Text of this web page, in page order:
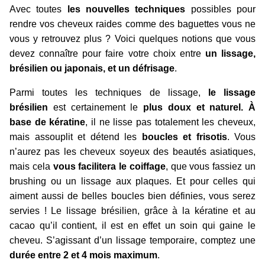
Avec toutes les nouvelles techniques possibles pour
rendre vos cheveux raides comme des baguettes vous ne
vous y retrouvez plus ? Voici quelques notions que vous
devez connaître pour faire votre choix entre un lissage,
brésilien ou japonais, et un défrisage.
Parmi toutes les techniques de lissage,
le lissage
brésilien est certainement le plus doux et naturel. À
base de kératine, il ne lisse pas totalement les cheveux,
mais assouplit et détend les
boucles et frisotis. Vous
n’aurez pas les cheveux soyeux des beautés asiatiques,
mais cela vous facilitera le coiffage, que vous fassiez un
brushing ou un lissage aux plaques. Et pour celles qui
aiment aussi de belles boucles bien définies, vous serez
servies ! Le lissage brésilien, grâce à la kératine et au
cacao qu’il contient, il est en effet un soin qui gaine le
cheveu. S’agissant d’un lissage temporaire, comptez une
durée entre 2 et 4 mois maximum.